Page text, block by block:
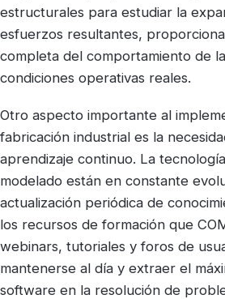
estructurales para estudiar la
esfuerzos resultantes,
completa del comportamiento de
condiciones operativas reales.
Otro aspecto importante al
fabricación industrial es la
aprendizaje continuo. La
modelado están en constante
actualización periódica de
los recursos de formación que
webinars, tutoriales y foros de
mantenerse al día y extraer el
software en la resolución de